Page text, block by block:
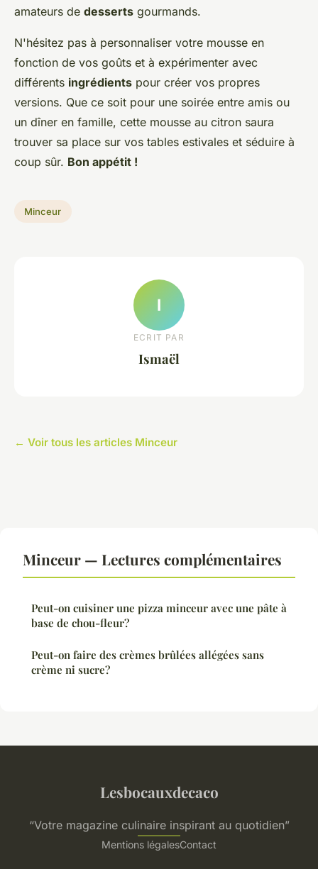
amateurs de desserts gourmands.
N'hésitez pas à personnaliser votre mousse en
fonction de vos goûts et à expérimenter avec
différents ingrédients pour créer vos propres
versions. Que ce soit pour une soirée entre amis ou
un dîner en famille, cette mousse au citron saura
trouver sa place sur vos tables estivales et séduire à
coup sûr. Bon appétit !
Minceur
I
ECRIT PAR
Ismaël
← Voir tous les articles Minceur
Minceur — Lectures complémentaires
Peut-on cuisiner une pizza minceur avec une pâte à
base de chou-fleur?
Peut-on faire des crèmes brûlées allégées sans
crème ni sucre?
Lesbocauxdecaco
“Votre magazine culinaire inspirant au quotidien”
Mentions légalesContact